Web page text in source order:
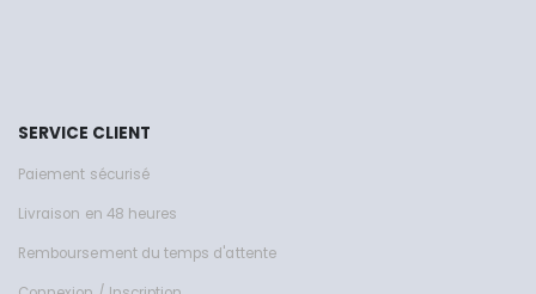
SERVICE CLIENT
Paiement sécurisé
Livraison en 48 heures
Remboursement du temps d'attente